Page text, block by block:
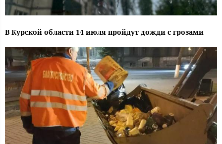
В Курской области 14 июля пройдут дожди с грозами